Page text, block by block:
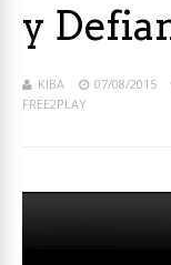
y
KIBA 07/08/2015
FREE2PLAY